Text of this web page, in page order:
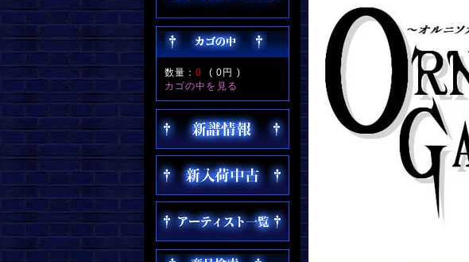
数量：0 (0円 )
カゴの中を見る